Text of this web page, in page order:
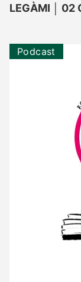
LEGÀMI │
Podcast